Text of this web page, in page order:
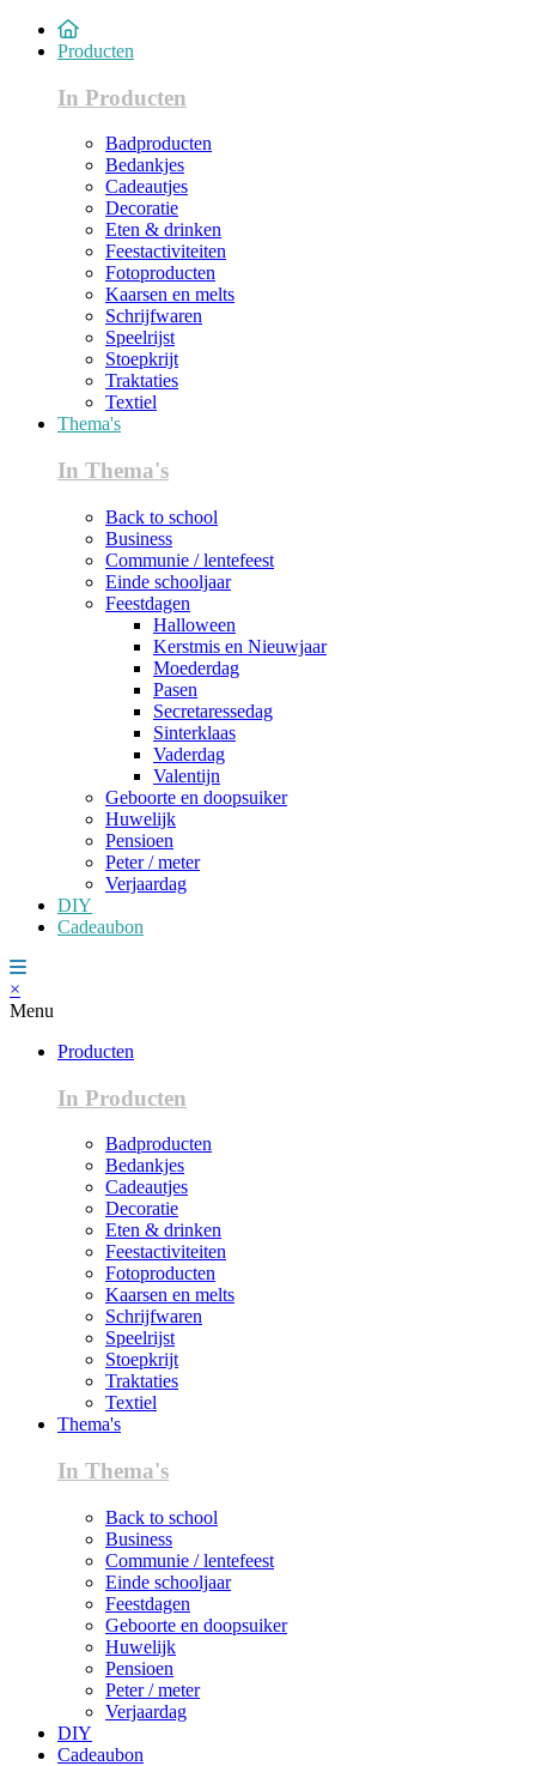
Producten
In Producten
Badproducten
Bedankjes
Cadeautjes
Decoratie
Eten & drinken
Feestactiviteiten
Fotoproducten
Kaarsen en melts
Schrijfwaren
Speelrijst
Stoepkrijt
Traktaties
Textiel
Thema's
In Thema's
Back to school
Business
Communie / lentefeest
Einde schooljaar
Feestdagen
Halloween
Kerstmis en Nieuwjaar
Moederdag
Pasen
Secretaressedag
Sinterklaas
Vaderdag
Valentijn
Geboorte en doopsuiker
Huwelijk
Pensioen
Peter / meter
Verjaardag
DIY
Cadeaubon
×
Menu
Producten
In Producten
Badproducten
Bedankjes
Cadeautjes
Decoratie
Eten & drinken
Feestactiviteiten
Fotoproducten
Kaarsen en melts
Schrijfwaren
Speelrijst
Stoepkrijt
Traktaties
Textiel
Thema's
In Thema's
Back to school
Business
Communie / lentefeest
Einde schooljaar
Feestdagen
Geboorte en doopsuiker
Huwelijk
Pensioen
Peter / meter
Verjaardag
DIY
Cadeaubon